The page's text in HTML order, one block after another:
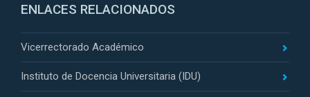
ENLACES RELACIONADOS
Vicerrectorado Académico
Instituto de Docencia Universitaria (IDU)